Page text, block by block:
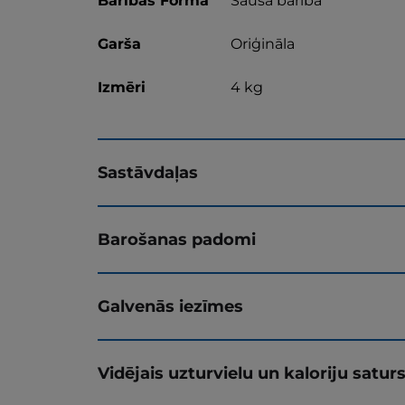
Garša Oriģināla
Izmēri 4 kg
Sastāvdaļas
Barošanas padomi
Galvenās iezīmes
Vidējais uzturvielu un kaloriju saturs